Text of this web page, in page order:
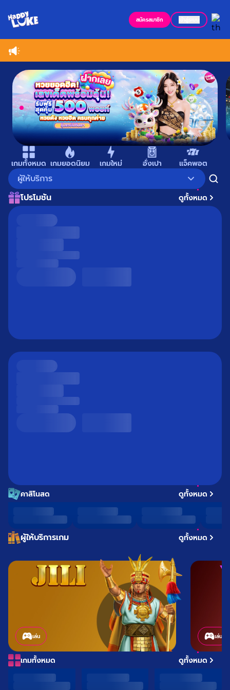
สมัครสมาชิก
Item
of
7
เกมทั้งหมด เกมยอดนิยม เกมใหม่ อั่งเปา แจ็คพอต
ผู้ให้บริการ
โปรโมชัน
ดูทั้งหมด
คาสิโนสด ดูทั้งหมด
ผู้ให้บริการเกม ดูทั้งหมด
เล่น เล่น
เกมทั้งหมด ดูทั้งหมด